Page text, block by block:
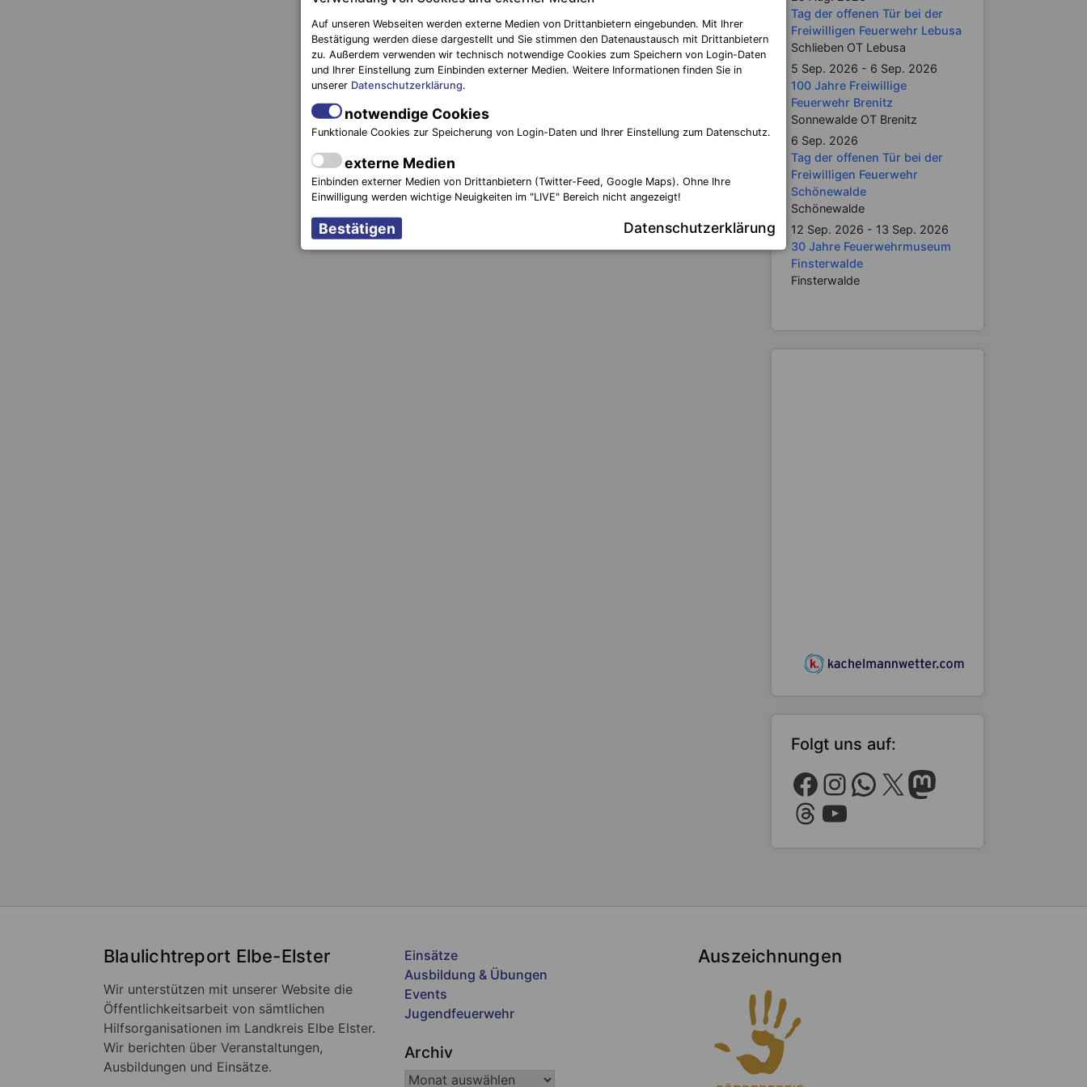
Tag der offenen Tür bei der
Freiwilligen Feuerwehr Lebusa
Schlieben OT Lebusa
5 Sep. 2026 - 6 Sep. 2026
100 Jahre Freiwillige
Feuerwehr Brenitz
Sonnewalde OT Brenitz
6 Sep. 2026
Tag der offenen Tür bei der
Freiwilligen Feuerwehr
Schönewalde
Schönewalde
12 Sep. 2026 - 13 Sep. 2026
30 Jahre Feuerwehrmuseum
Finsterwalde
Finsterwalde
Folgt uns auf:
Facebook
Instagram
WhatsApp
X Mastodon
Threads
YouTube
Blaulichtreport Elbe-Elster
Wir unterstützen mit unserer Website die
Öffentlichkeitsarbeit von sämtlichen
Hilfsorganisationen im Landkreis Elbe Elster.
Wir berichten über Veranstaltungen,
Ausbildungen und Einsätze.
Einsätze
Ausbildung & Übungen
Events
Jugendfeuerwehr
Archiv
Auszeichnungen
Auf unseren Webseiten werden externe Medien von Drittanbietern eingebunden. Mit Ihrer
Bestätigung werden diese dargestellt und Sie stimmen den Datenaustausch mit Drittanbietern
zu. Außerdem verwenden wir technisch notwendige Cookies zum Speichern von Login-Daten
und Ihrer Einstellung zum Einbinden externer Medien. Weitere Informationen finden Sie in
unserer Datenschutzerklärung.
notwendige Cookies
Funktionale Cookies zur Speicherung von Login-Daten und Ihrer Einstellung zum Datenschutz.
externe Medien
Einbinden externer Medien von Drittanbietern (Twitter-Feed, Google Maps). Ohne Ihre
Einwilligung werden wichtige Neuigkeiten im "LIVE" Bereich nicht angezeigt!
Datenschutzerklärung